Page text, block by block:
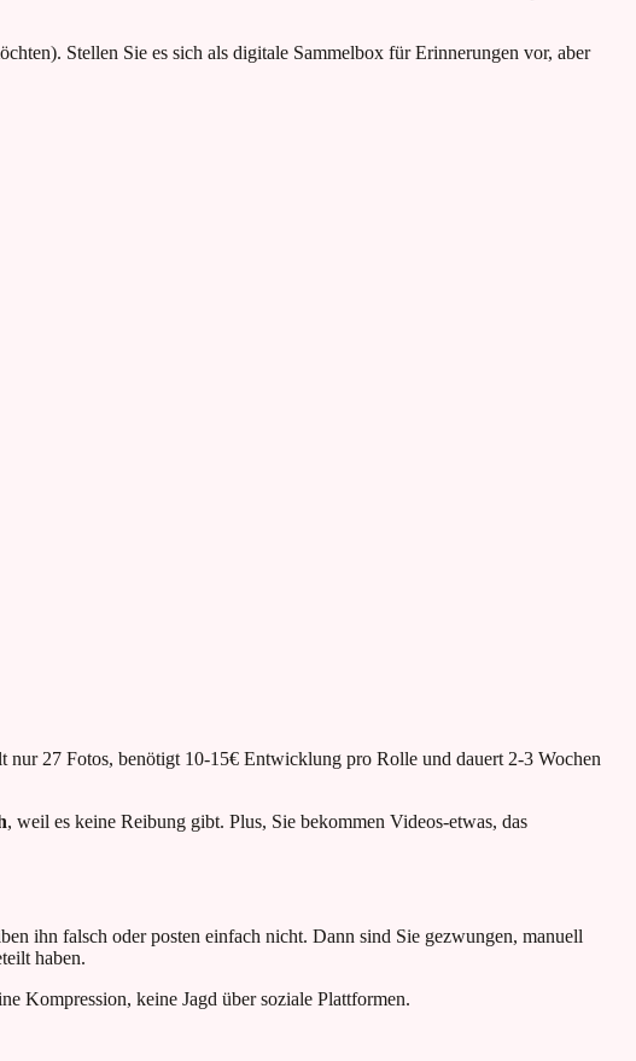
Stellen Sie es sich als digitale Sammelbox für Erinnerungen vor, aber
nur 27 Fotos, benötigt 10-15€ Entwicklung pro Rolle und dauert 2-3 Wochen
, weil es keine Reibung gibt. Plus, Sie bekommen Videos-etwas, das
ihn falsch oder posten einfach nicht. Dann sind Sie gezwungen, manuell
haben.
Kompression, keine Jagd über soziale Plattformen.